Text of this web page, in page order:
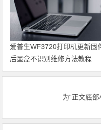
爱普生WF3720打印机更新固
后墨盒不识别维修方法教程
为“正文底